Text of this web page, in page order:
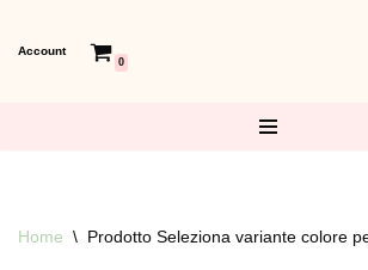
Account
0
Home \ Prodotto Seleziona variante colore